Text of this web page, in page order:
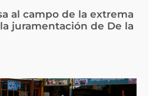
al campo de la extrema
juramentación de De la